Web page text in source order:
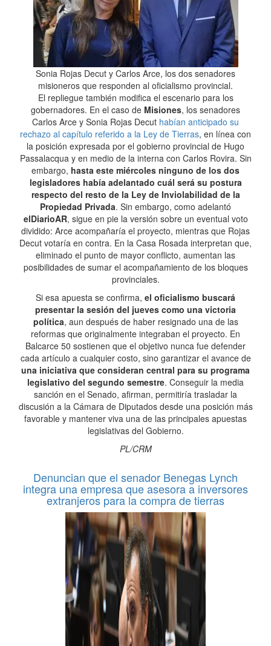
Sonia Rojas Decut y Carlos Arce, los dos senadores
misioneros que responden al oficialismo provincial.
El repliegue también modifica el escenario para los
gobernadores. En el caso de Misiones, los senadores
Carlos Arce y Sonia Rojas Decut habían anticipado su
rechazo al capítulo referido a la Ley de Tierras, en línea con
la posición expresada por el gobierno provincial de Hugo
Passalacqua y en medio de la interna con Carlos Rovira. Sin
embargo, hasta este miércoles ninguno de los dos
legisladores había adelantado cuál será su postura
respecto del resto de la Ley de Inviolabilidad de la
Propiedad Privada. Sin embargo, como adelantó
elDiarioAR, sigue en pie la versión sobre un eventual voto
dividido: Arce acompañaría el proyecto, mientras que Rojas
Decut votaría en contra. En la Casa Rosada interpretan que,
eliminado el punto de mayor conflicto, aumentan las
posibilidades de sumar el acompañamiento de los bloques
provinciales.
Si esa apuesta se confirma, el oficialismo buscará
presentar la sesión del jueves como una victoria
política, aun después de haber resignado una de las
reformas que originalmente integraban el proyecto. En
Balcarce 50 sostienen que el objetivo nunca fue defender
cada artículo a cualquier costo, sino garantizar el avance de
una iniciativa que consideran central para su programa
legislativo del segundo semestre. Conseguir la media
sanción en el Senado, afirman, permitiría trasladar la
discusión a la Cámara de Diputados desde una posición más
favorable y mantener viva una de las principales apuestas
legislativas del Gobierno.
PL/CRM
Denuncian que el senador Benegas Lynch
integra una empresa que asesora a inversores
extranjeros para la compra de tierras